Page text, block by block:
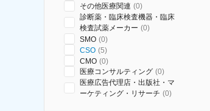
その他医療関連 (0)
診断薬・臨床検査機器・臨床
検査試薬メーカー (0)
SMO (0)
CSO (5)
CMO (0)
医療コンサルティング (0)
医療広告代理店・出版社・マ
ーケティング・リサーチ (0)